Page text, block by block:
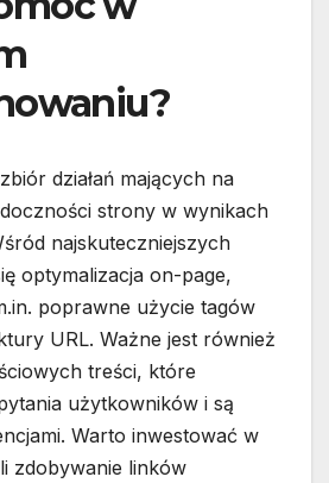
działań mających na
strony w wynikach
najskuteczniejszych
optymalizacja on-page,
poprawne użycie tagów
URL. Ważne jest również
treści, które
użytkowników i są
Warto inwestować w
zdobywanie linków